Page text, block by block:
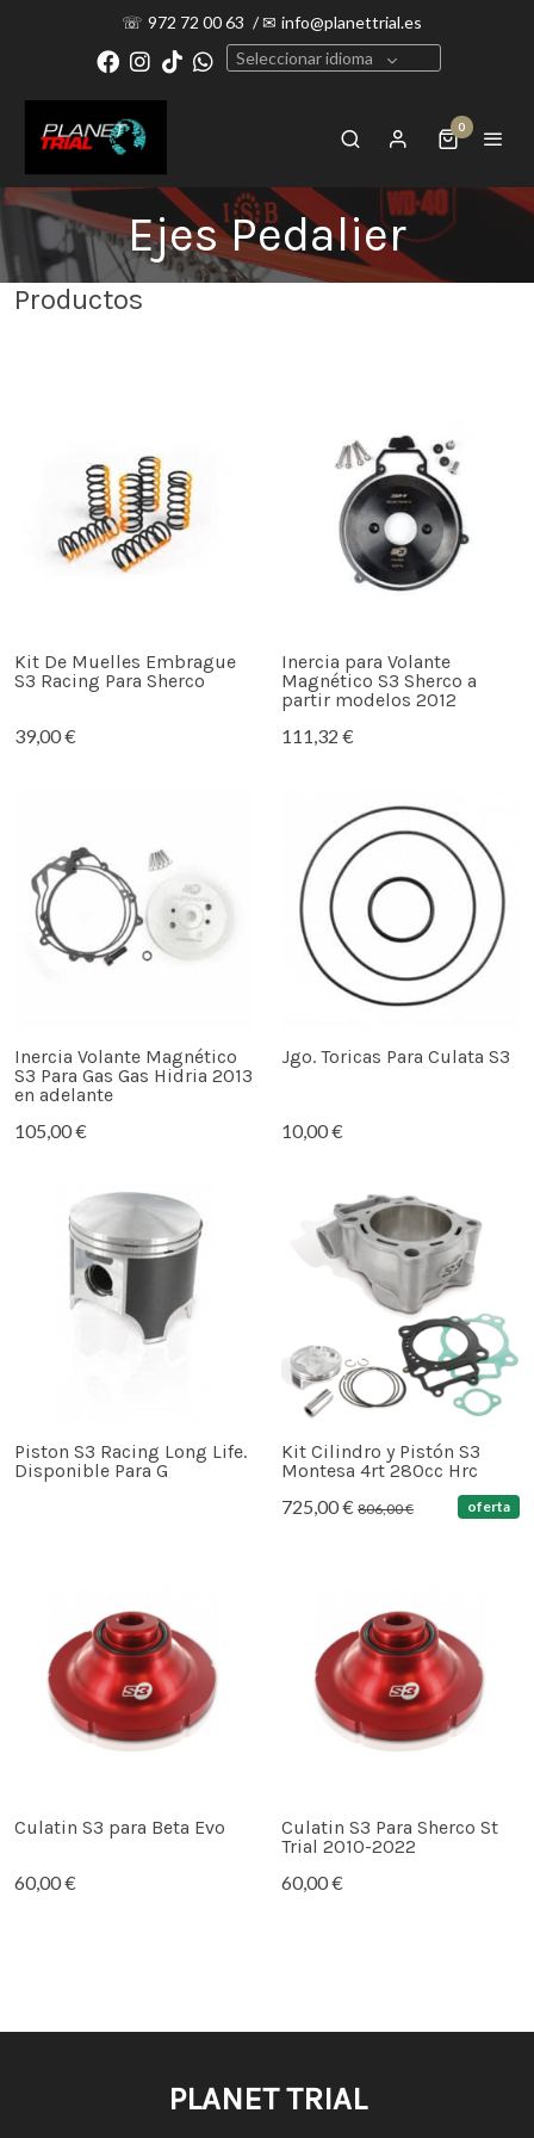
☏ 972 72 00 63 /✉ info@planettrial.es
Seleccionar idioma
0
Ejes Pedalier
Productos
Kit De Muelles Embrague
S3 Racing Para Sherco
39,00 €
Inercia para Volante
Magnético S3 Sherco a
partir modelos 2012
111,32 €
Inercia Volante Magnético
S3 Para Gas Gas Hidria 2013
en adelante
105,00 €
Jgo. Toricas Para Culata S3
10,00 €
Piston S3 Racing Long Life.
Disponible Para G
Kit Cilindro y Pistón S3
Montesa 4rt 280cc Hrc
725,00 € 806,00 € oferta
Culatin S3 para Beta Evo
60,00 €
Culatin S3 Para Sherco St
Trial 2010-2022
60,00 €
PLANET TRIAL